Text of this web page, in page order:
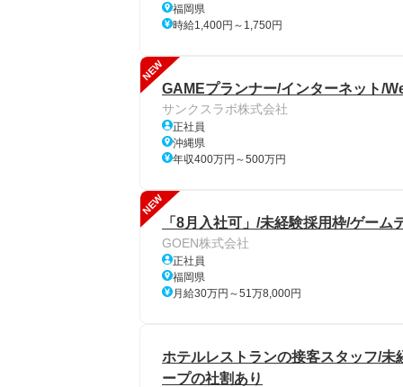
福岡県
時給1,400円～1,750円
NEW
GAMEプランナー/インターネット/
サンクスラボ株式会社
正社員
沖縄県
年収400万円～500万円
NEW
「8月入社可」/未経験採用枠/ゲー
GOEN株式会社
正社員
福岡県
月給30万円～51万8,000円
ホテルレストランの接客スタッフ/
ープの社割あり